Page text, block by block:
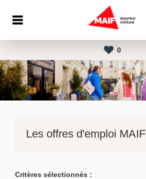
0
Les offres d'emploi MAIF
Critères sélectionnés :